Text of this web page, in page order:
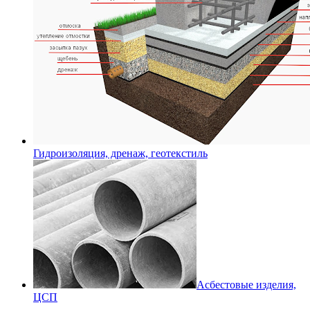
Гидроизоляция, дренаж, геотекстиль
Асбестовые изделия,
ЦСП